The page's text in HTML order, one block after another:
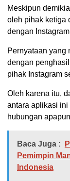
Meskipun
oleh pihak ketiga
dengan
Pernyataan yang
dengan
pihak Instagram
Oleh karena itu,
antara aplikasi ini
hubungan
Baca Juga :
Pemimpin
Indonesia